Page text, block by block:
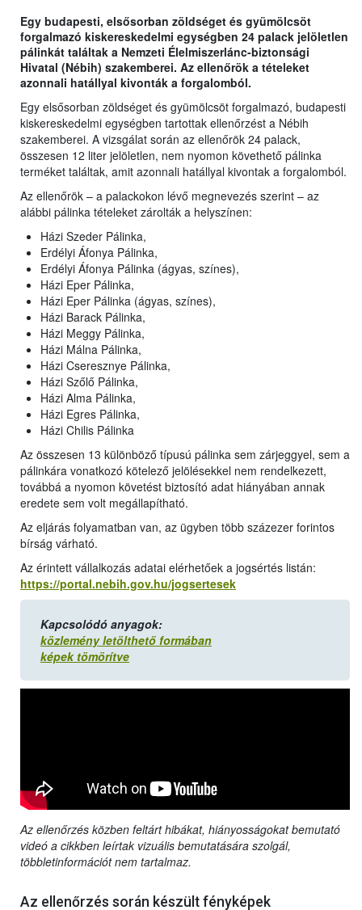
Egy budapesti, elsősorban zöldséget és gyümölcsöt
forgalmazó kiskereskedelmi egységben 24 palack jelöletlen
pálinkát találtak a Nemzeti Élelmiszerlánc-biztonsági
Hivatal (Nébih) szakemberei. Az ellenőrök a tételeket
azonnali hatállyal kivonták a forgalomból.
Egy elsősorban zöldséget és gyümölcsöt forgalmazó, budapesti
kiskereskedelmi egységben tartottak ellenőrzést a Nébih
szakemberei. A vizsgálat során az ellenőrök 24 palack,
összesen 12 liter jelöletlen, nem nyomon követhető pálinka
terméket találtak, amit azonnali hatállyal kivontak a forgalomból.
Az ellenőrök – a palackokon lévő megnevezés szerint – az
alábbi pálinka tételeket zárolták a helyszínen:
Házi Szeder Pálinka,
Erdélyi Áfonya Pálinka,
Erdélyi Áfonya Pálinka (ágyas, színes),
Házi Eper Pálinka,
Házi Eper Pálinka (ágyas, színes),
Házi Barack Pálinka,
Házi Meggy Pálinka,
Házi Málna Pálinka,
Házi Cseresznye Pálinka,
Házi Szőlő Pálinka,
Házi Alma Pálinka,
Házi Egres Pálinka,
Házi Chilis Pálinka
Az összesen 13 különböző típusú pálinka sem zárjeggyel, sem a
pálinkára vonatkozó kötelező jelölésekkel nem rendelkezett,
továbbá a nyomon követést biztosító adat hiányában annak
eredete sem volt megállapítható.
Az eljárás folyamatban van, az ügyben több százezer forintos
bírság várható.
Az érintett vállalkozás adatai elérhetőek a jogsértés listán:
https://portal.nebih.gov.hu/jogsertesek
Kapcsolódó anyagok:
közlemény letölthető formában
képek tömörítve
Az ellenőrzés közben feltárt hibákat, hiányosságokat bemutató
videó a cikkben leírtak vizuális bemutatására szolgál,
többletinformációt nem tartalmaz.
Az ellenőrzés során készült fényképek